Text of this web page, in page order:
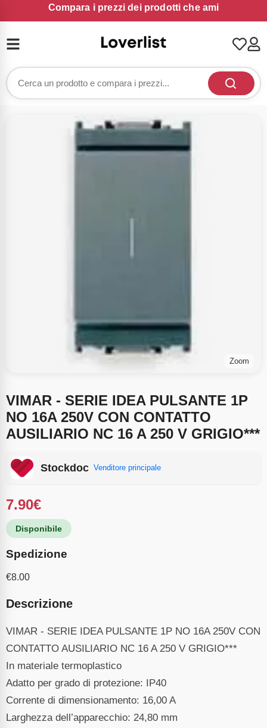
Compara i prezzi dei prodotti che ami
Zoom
VIMAR - SERIE IDEA PULSANTE 1P
NO 16A 250V CON CONTATTO
AUSILIARIO NC 16 A 250 V GRIGIO***
Stockdoc Venditore principale
7.90€
Disponibile
Spedizione
€8.00
Descrizione
VIMAR - SERIE IDEA PULSANTE 1P NO 16A 250V CON
CONTATTO AUSILIARIO NC 16 A 250 V GRIGIO***
In materiale termoplastico
Adatto per grado di protezione: IP40
Corrente di dimensionamento: 16,00 A
Larghezza dell’apparecchio: 24,80 mm